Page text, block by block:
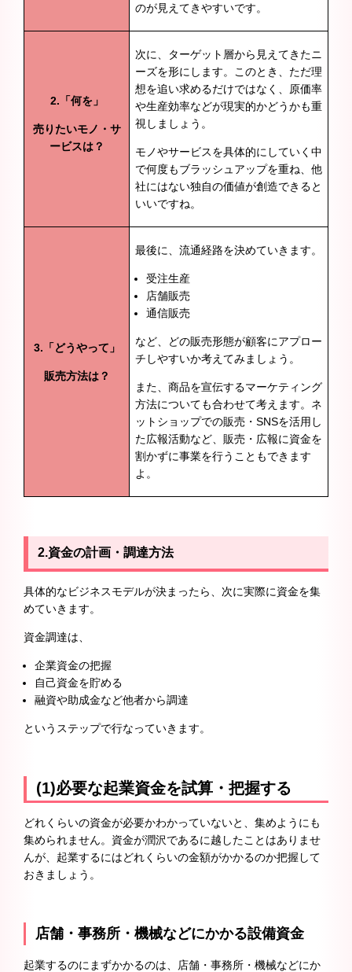
のが見えてきやすいです。
2.「何を」
売りたいモノ・サ
ービスは？
次に、ターゲット層から見えてきたニ
ーズを形にします。このとき、ただ理
想を追い求めるだけではなく、原価率
や生産効率などが現実的かどうかも重
視しましょう。
モノやサービスを具体的にしていく中
で何度もブラッシュアップを重ね、他
社にはない独自の価値が創造できると
いいですね。
3. 「どうやって」
販売方法は？
最後に、流通経路を決めていきます。
受注生産
店舗販売
通信販売
など、どの販売形態が顧客にアプロー
チしやすいか考えてみましょう。
また、商品を宣伝するマーケティング
方法についても合わせて考えます。ネ
ットショップでの販売・SNSを活用し
た広報活動など、販売・広報に資金を
割かずに事業を行うこともできます
よ。
2.資金の計画・調達方法
具体的なビジネスモデルが決まったら、次に実際に資金を集
めていきます。
資金調達は、
企業資金の把握
自己資金を貯める
融資や助成金など他者から調達
というステップで行なっていきます。
(1)必要な起業資金を試算・把握する
どれくらいの資金が必要かわかっていないと、集めようにも
集められません。資金が潤沢であるに越したことはありませ
んが、起業するにはどれくらいの金額がかかるのか把握して
おきましょう。
店舗・事務所・機械などにかかる設備資金
起業するのにまずかかるのは、店舗・事務所・機械などにか